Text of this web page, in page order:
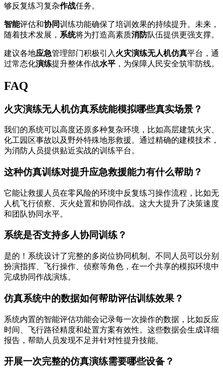
够反复练习复杂作战任务。
智能评估和协同训练功能确保了培训效果的持续提升。未来，
随着技术发展， 系统将为打造高素质消防队伍提供更强支撑。
建议各地应急管理部门积极引入 火灾演练无人机仿真平台，通
过常态化演练提升整体作战水平 ，为保障人民安全筑牢防线。
FAQ
火灾演练无人机仿真系统能模拟哪些真实场景？
我们的系统可以高度还原多种复杂环境，比如高层建筑火灾、
化工园区事故以及野外特殊地形救援。通过精确的建模技术，
为消防人员提供贴近实战的训练平台。
这种仿真训练对提升应急救援能力有什么帮助？
它能让救援人员在零风险的环境中反复练习操作流程，比如无
人机飞行侦察、灭火处置和协同作战。这大大提升了决策速度
和团队协同水平。
系统是否支持多人协同训练？
是的！系统设计了完整的多岗位协同机制。不同人员可以分别
扮演指挥、飞行操作、侦察等角色，在一个共享的模拟环境中
完成协同作战演练。
仿真系统中的数据如何帮助评估训练效果？
系统内置的智能评估功能会记录每一次操作的数据，比如反应
时间、飞行路径精度和处置方案有效性。这些数据会生成详细
报告，帮助人员发现不足并针对性提升技能。
开展一次完整的仿真演练需要哪些设备？